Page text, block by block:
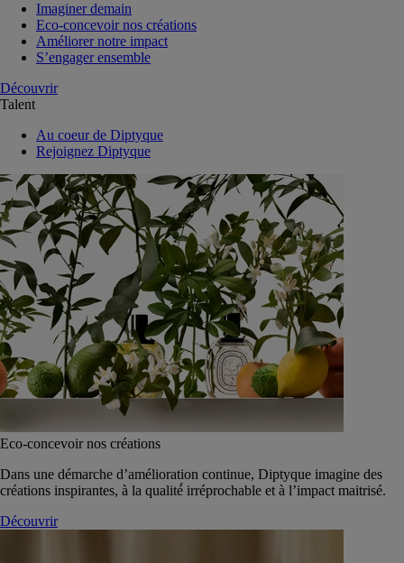
Imaginer demain
Eco-concevoir nos créations
Améliorer notre impact
S’engager ensemble
Découvrir
Talent
Au coeur de Diptyque
Rejoignez Diptyque
Eco-concevoir nos créations
Dans une démarche d’amélioration continue, Diptyque imagine des
créations inspirantes, à la qualité́ irréprochable et à l’impact maitrisé.
Découvrir